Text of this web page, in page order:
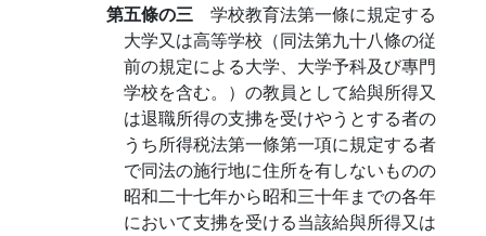
第五條の三 学校教育法第一條に規定する
大学又は高等学校（同法第九十八條の従
前の規定による大学、大学予科及び專門
学校を含む。）の教員として給與所得又
は退職所得の支拂を受けやうとする者の
うち所得税法第一條第一項に規定する者
で同法の施行地に住所を有しないものの
昭和二十七年から昭和三十年までの各年
において支拂を受ける当該給與所得又は